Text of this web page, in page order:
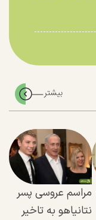
مراسم عروسی پسر
نتانیاهو به تاخیر